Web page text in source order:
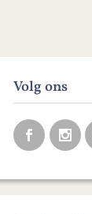
Volg ons